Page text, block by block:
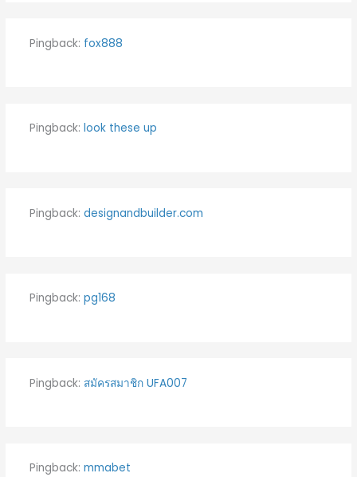
Pingback: fox888
Pingback: look these up
Pingback: designandbuilder.com
Pingback: pg168
Pingback: สมัครสมาชิก UFA007
Pingback: mmabet